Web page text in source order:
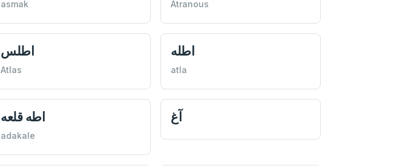
asmak Atranous
اطلس
Atlas
اطله
atla
اطه قلعه
adakale
آغ